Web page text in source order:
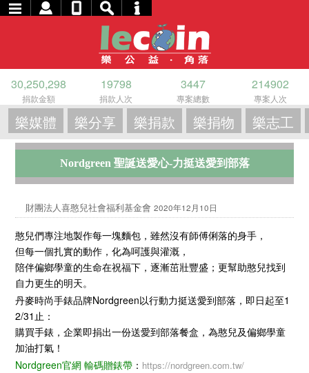
30,250,298
捐款金額
19798
捐款人次
3447
專案總數
214902
專案人次
樂媒體 樂分享 樂捐款 樂捐物 樂志工
Nordgreen 聖誕送愛心-力挺送愛到部落
財團法人喜憨兒社會福利基金會2020年12月10日
憨兒們專注地製作每一塊麵包，雖然沒有師傅俐落的身手，
但每一個扎實的動作，化為呵護與灌溉，
陪伴偏鄉學童的生命在祝福下，逐漸茁壯豐盛；更幫助憨兒找到
自力更生的明天。
丹麥時尚手錶品牌Nordgreen以行動力挺送愛到部落，即日起至1
2/31止：
購買手錶，企業即捐出一份送愛到部落餐盒，為憨兒及偏鄉學童
加油打氣！
Nordgreen官網輸碼贈錶帶 ： https://nordgreen.com.tw/